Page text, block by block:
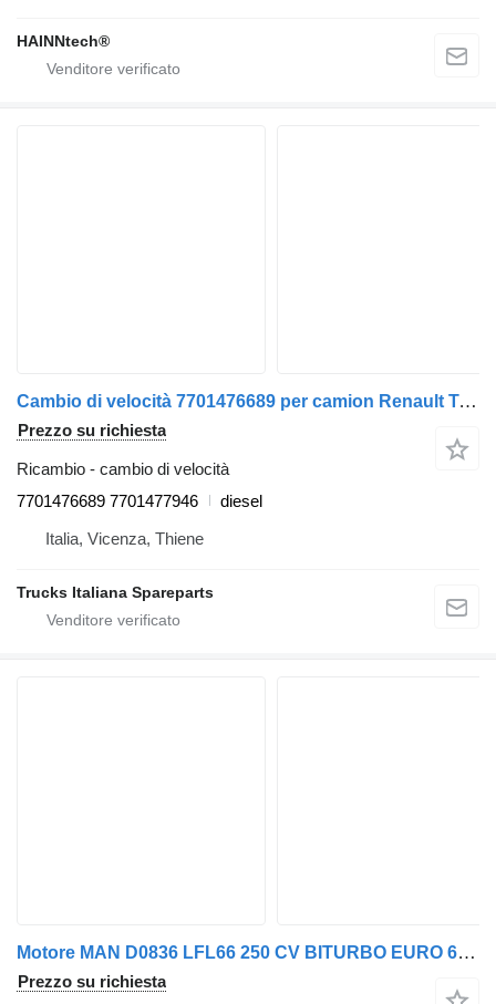
HAINNtech®
Cambio di velocità 7701476689 per camion Renault Trafic 2001>2007
Prezzo su richiesta
Ricambio - cambio di velocità
7701476689 7701477946
diesel
Italia, Vicenza, Thiene
Trucks Italiana Spareparts
Motore MAN D0836 LFL66 250 CV BITURBO EURO 6 TGL TGM per camion MAN
Prezzo su richiesta